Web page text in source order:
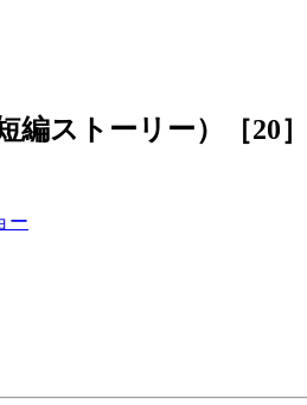
編ストーリー）［
ー